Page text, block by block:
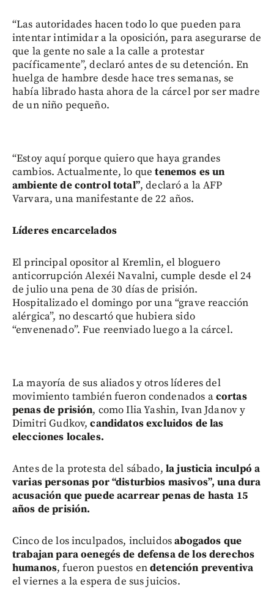
“Las autoridades hacen todo lo que pueden para
intentar intimidar a la oposición, para asegurarse de
que la gente no sale a la calle a protestar
pacíficamente”, declaró antes de su detención. En
huelga de hambre desde hace tres semanas, se
había librado hasta ahora de la cárcel por ser madre
de un niño pequeño.
“Estoy aquí porque quiero que haya grandes
cambios. Actualmente, lo quetenemos es un
ambiente de control total”, declaró a la AFP
Varvara, una manifestante de 22 años.
Líderes encarcelados
El principal opositor al Kremlin, el bloguero
anticorrupción Alexéi Navalni, cumple desde el 24
de julio una pena de 30 días de prisión.
Hospitalizado el domingo por una “grave reacción
alérgica”, no descartó que hubiera sido
“envenenado”. Fue reenviado luego a la cárcel.
La mayoría de sus aliados y otros líderes del
movimiento también fueron condenados acortas
penas de prisión, como Ilia Yashin, Ivan Jdanov y
Dimitri Gudkov,candidatos excluidos de las
elecciones locales.
Antes de la protesta del sábado, la justicia inculpó a
varias personas por “disturbios masivos”, una dura
acusación que puede acarrear penas de hasta 15
años de prisión.
Cinco de los inculpados, incluidosabogados que
trabajan para oenegés de defensa de los derechos
humanos, fueron puestos endetención preventiva
el viernes a la espera de sus juicios.